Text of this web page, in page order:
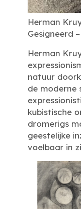
Herman
Gesigneerd
Herman
natuur
de moderne
kubistische
dromerigs
geestelijke
voelbaar in